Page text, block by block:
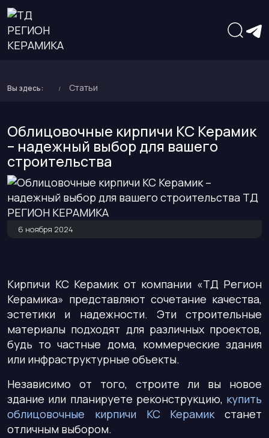
Вы здесь: Статьи
Облицовочные кирпичи КС Керамик
– надежный выбор для вашего
строительства
6 ноября 2024
Кирпичи КС Керамик от компании «ТД Регион
Керамика» представляют сочетание качества,
эстетики и надежности. Эти строительные
материалы подходят для различных проектов,
будь то частные дома, коммерческие здания
или инфраструктурные объекты.
Независимо от того, строите ли вы новое
здание или планируете реконструкцию, купить
облицовочные кирпичи КС Керамикстанет
отличным выбором.